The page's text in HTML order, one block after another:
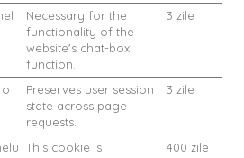
Necessary for the
functionality of the
website's chat-box
function.
3 zile
Preserves user session
state across page
requests.
3 zile
This cookie is
400 zile